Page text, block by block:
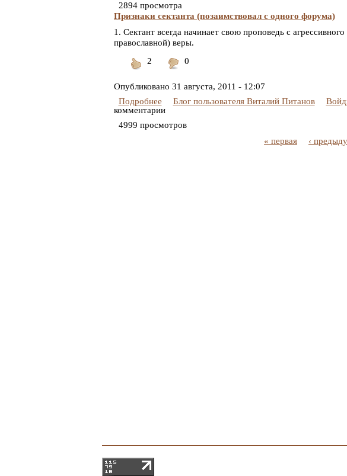
2894 просмотра
Признаки сектанта (позаимствовал с одного форума)
1. Сектант всегда начинает свою проповедь с
православной) веры.
2
понравилось
0
Опубликовано 31 августа, 2011 - 12:07
Подробнее
Блог пользователя Виталий Питанов
комментарии
4999 просмотров
« первая
‹